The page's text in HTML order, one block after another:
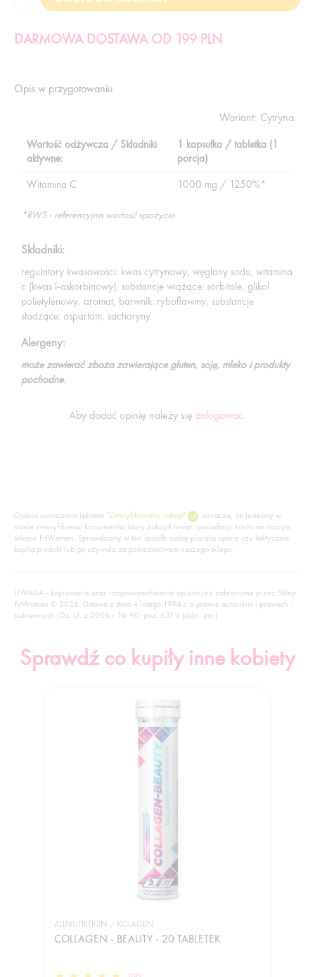
DARMOWA DOSTAWA OD 199 PLN
Opis w przygotowaniu
Wariant: Cytryna
Wartość odżywcza / Składniki
aktywne:
1 kapsułka / tabletka (1
porcja)
Witamina C
1000 mg / 1250%*
*RWS - referencyjna wartość spożycia
Składniki:
regulatory kwasowości: kwas cytrynowy, węglany sodu, witamina
c (kwas l-askorbinowy), substancje wiążące: sorbitole, glikol
polietylenowy, aromat, barwnik: ryboflawiny, substancje
słodzące: aspartam, sacharyny
Alergeny:
może zawierać zboża zawierające gluten, soję, mleko i produkty
pochodne.
Aby dodać opinię należy się zalogować.
Opinia oznaczona tekstem "Zweryfikowany zakup"
oznacza, że jesteśmy w
stanie zweryfikować konsumenta, który zakupił towar, posiadając konto na naszym
sklepie FitWomen. Sprawdzamy w ten sposób osobę piszącą opinię czy faktycznie
kupiła produkt lub go używała za pośrednictwem naszego sklepu.
UWAGA - kopiowanie oraz rozpowszechnianie opisów jest zabronione przez Sklep
FitWomen © 2026. Ustawa z dnia 4 lutego 1994 r. o prawie autorskim i prawach -
pokrewnych (Dz. U. z 2006 r. Nr 90, poz. 631 z późn. zm.)
Sprawdź co kupiły inne kobiety
ALLNUTRITION / KOLAGEN
COLLAGEN - BEAUTY - 20 TABLETEK